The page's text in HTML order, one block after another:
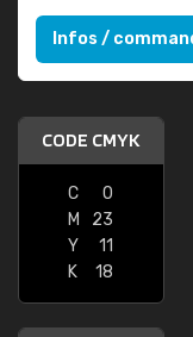
Infos /
CODE CMYK
C
0
M
23
Y
11
K
18